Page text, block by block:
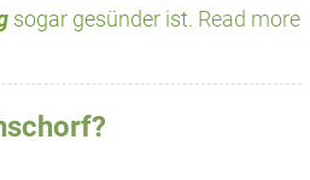
sogar gesünder ist. Read more